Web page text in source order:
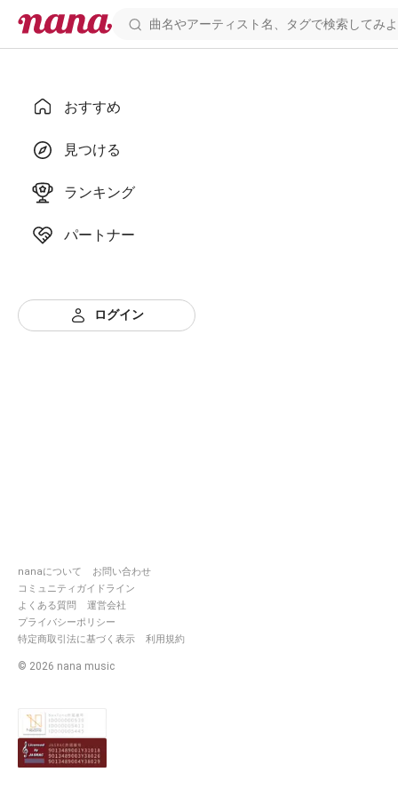
おすすめ
見つける
ランキング
パートナー
ログイン
nanaについて
お問い合わせ
コミュニティガイドライン
よくある質問
運営会社
プライバシーポリシー
特定商取引法に基づく表示
利用規約
© 2026 nana music